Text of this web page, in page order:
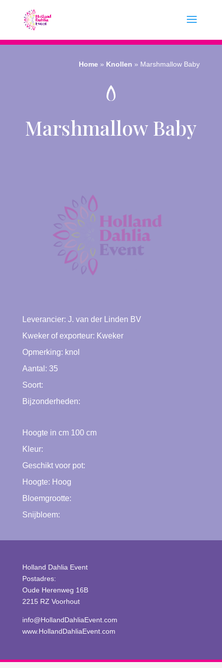
Home » Knollen » Marshmallow Baby
Marshmallow Baby
Leverancier: J. van der Linden BV
Kweker of exporteur: Kweker
Opmerking: knol
Aantal: 35
Soort:
Bijzonderheden:
Hoogte in cm 100cm
Kleur:
Geschikt voor pot:
Hoogte: Hoog
Bloemgrootte:
Snijbloem:
Holland Dahlia Event
Postadres:
Oude Herenweg 16B
2215 RZ Voorhout
info@HollandDahliaEvent.com
www.HollandDahliaEvent.com